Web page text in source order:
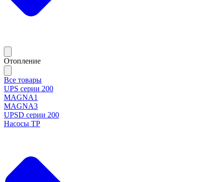
Отопление
Все товары
UPS серии 200
MAGNA1
MAGNA3
UPSD серии 200
Насосы TP